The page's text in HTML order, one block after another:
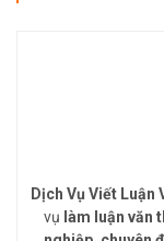
Dịch Vụ Viết Luận
vụ làm luận văn